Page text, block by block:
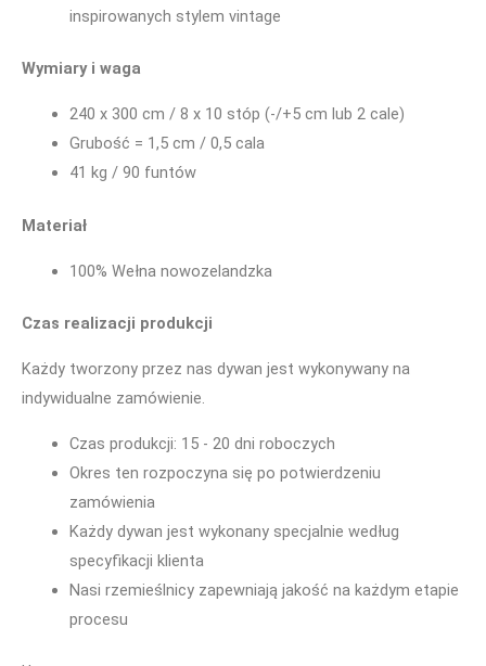
inspirowanych stylem vintage
Wymiary i waga
240 x 300 cm / 8 x 10 stóp (-/+5 cm lub 2 cale)
Grubość = 1,5 cm / 0,5 cala
41 kg / 90 funtów
Materiał
100% Wełna nowozelandzka
Czas realizacji produkcji
Każdy tworzony przez nas dywan jest wykonywany na
indywidualne zamówienie.
Czas produkcji: 15 - 20 dni roboczych
Okres ten rozpoczyna się po potwierdzeniu
zamówienia
Każdy dywan jest wykonany specjalnie według
specyfikacji klienta
Nasi rzemieślnicy zapewniają jakość na każdym etapie
procesu